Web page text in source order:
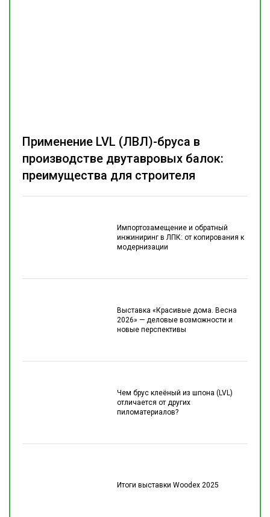
Импортозамещение и обратный
инжиниринг в ЛПК: от копирования к
модернизации
Выставка «Красивые дома. Весна
2026» — деловые возможности и
новые перспективы
Чем брус клеёный из шпона (LVL)
отличается от других
пиломатериалов?
Итоги выставки Woodex 2025
Применение LVL (ЛВЛ)-бруса в
производстве двутавровых балок:
преимущества для строителя